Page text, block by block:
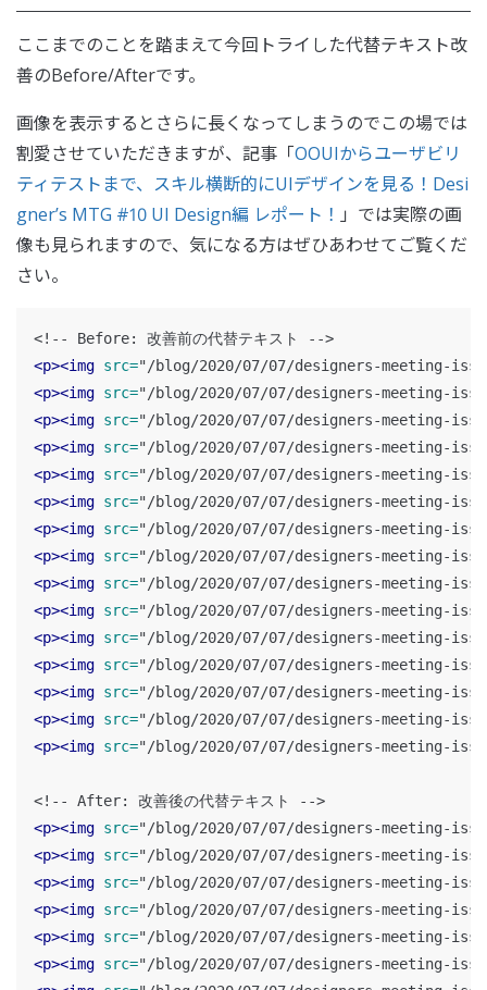
ここまでのことを踏まえて今回トライした代替テキスト改
善のBefore/Afterです。
画像を表示するとさらに長くなってしまうのでこの場では
割愛させていただきますが、記事「OOUIからユーザビリ
ティテストまで、スキル横断的にUIデザインを見る！Desi
gner’s MTG #10 UI Design編 レポート！ 」では実際の画
像も見られますので、気になる方はぜひあわせてご覧くだ
さい。
<!-- Before: 改善前の代替テキスト -->
<p><img src="/blog/2020/07/07/designers-meeting-
<p><img src="/blog/2020/07/07/designers-meeting-
<p><img src="/blog/2020/07/07/designers-meeting-
<p><img src="/blog/2020/07/07/designers-meeting-
<p><img src="/blog/2020/07/07/designers-meeting-
<p><img src="/blog/2020/07/07/designers-meeting-
<p><img src="/blog/2020/07/07/designers-meeting-
<p><img src="/blog/2020/07/07/designers-meeting-
<p><img src="/blog/2020/07/07/designers-meeting-
<p><img src="/blog/2020/07/07/designers-meeting-
<p><img src="/blog/2020/07/07/designers-meeting-
<p><img src="/blog/2020/07/07/designers-meeting-
<p><img src="/blog/2020/07/07/designers-meeting-
<p><img src="/blog/2020/07/07/designers-meeting-
<p><img src="/blog/2020/07/07/designers-meeting-
<!-- After: 改善後の代替テキスト -->
<p><img src="/blog/2020/07/07/designers-meeting-
<p><img src="/blog/2020/07/07/designers-meeting-
<p><img src="/blog/2020/07/07/designers-meeting-
<p><img src="/blog/2020/07/07/designers-meeting-
<p><img src="/blog/2020/07/07/designers-meeting-
<p><img src="/blog/2020/07/07/designers-meeting-